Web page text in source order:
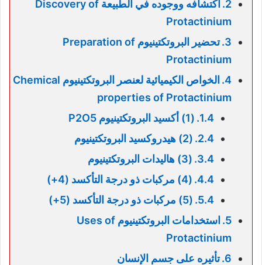
اكتشافه ووجوده في الطبيعة Discovery of
Protactinium
تحضير البروتكتينيوم Preparation of
Protactinium
الخواص الكيميائية لعنصر البروتكتينيوم Chemical
properties of Protactinium
(1) أكسيد البروتكتينيوم P2O5
(2) هيدروكسيد البروتكتينيوم
(3) هاليدات البروتكتينيوم
(4) مركبات ذو درجة التأكسد (4+)
(5) مركبات ذو درجة التأكسد (5+)
استخدامات البروتكتينيوم Uses of
Protactinium
تأثيره على جسم الإنسان